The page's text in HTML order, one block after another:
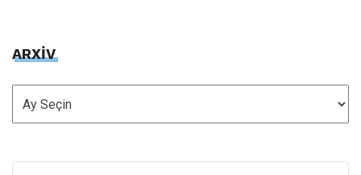
ARXİV
ARXİV